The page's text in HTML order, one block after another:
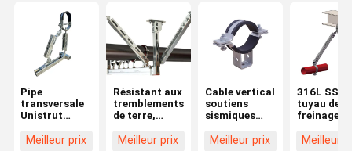
Pipe
transversale
Unistrut
sismique
Meilleur prix
Résistant aux
tremblements
de terre,
freinage
Meilleur prix
Cable vertical
soutiens
sismiques
freinage
Meilleur prix
316L SS
tuyau de
freinage
soutient le
Meilleur